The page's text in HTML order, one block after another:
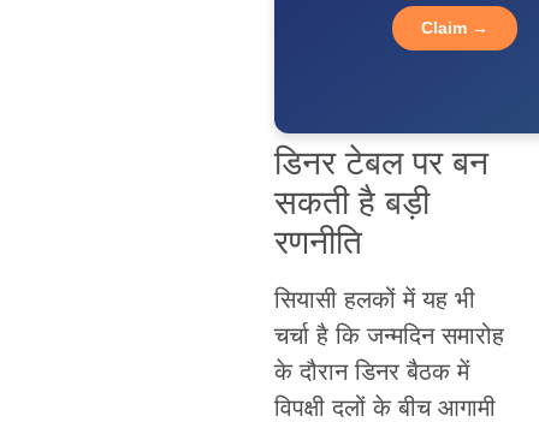
Claim →
डिनर टेबल पर बन
सकती है बड़ी
रणनीति
सियासी हलकों में यह भी
चर्चा है कि जन्मदिन समारोह
के दौरान डिनर बैठक में
विपक्षी दलों के बीच आगामी